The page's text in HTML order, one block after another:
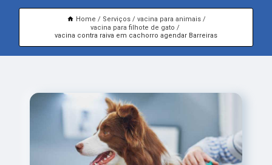
Home Serviços
vacina para animais
vacina para filhote de gato
vacina contra raiva em cachorro agendar Barreiras